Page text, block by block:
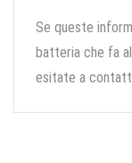
Se queste
batteria che fa
esitate a